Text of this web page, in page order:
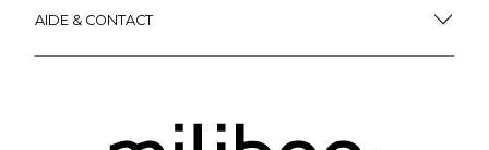
AIDE & CONTACT